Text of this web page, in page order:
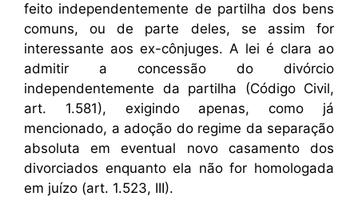
feito independentemente de partilha dos bens
comuns, ou de parte deles, se assim for
interessante aos ex-cônjuges. A lei é clara ao
admitir a concessão do divórcio
independentemente da partilha (Código Civil,
art. 1.581), exigindo apenas, como já
mencionado, a adoção do regime da separação
absoluta em eventual novo casamento dos
divorciados enquanto ela não for homologada
em juízo (art. 1.523, III).